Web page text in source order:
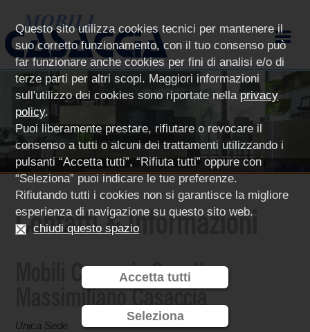
Contatti & Informazioni
Mobili Casaccia Sas di
Massimiliano Casaccia
Unica Sede
Questo sito utilizza cookies tecnici per mantenere il
suo corretto funzionamento, con il tuo consenso può
far funzionare anche cookies per fini di analisi e/o di
terze parti per altri scopi. Maggiori informazioni
sull'utilizzo dei cookies sono riportate nellaprivacy
policy.
Puoi liberamente prestare, rifiutare o revocare il
consenso a tutti o alcuni dei trattamenti utilizzando i
pulsanti “Accetta tutti”, “Rifiuta tutti” oppure con
“Seleziona” puoi indicare le tue preferenze.
Rifiutando tutti i cookies non si garantisce la migliore
esperienza di navigazione su questo sito web.
chiudi questo spazio
Accetta tutti
Seleziona